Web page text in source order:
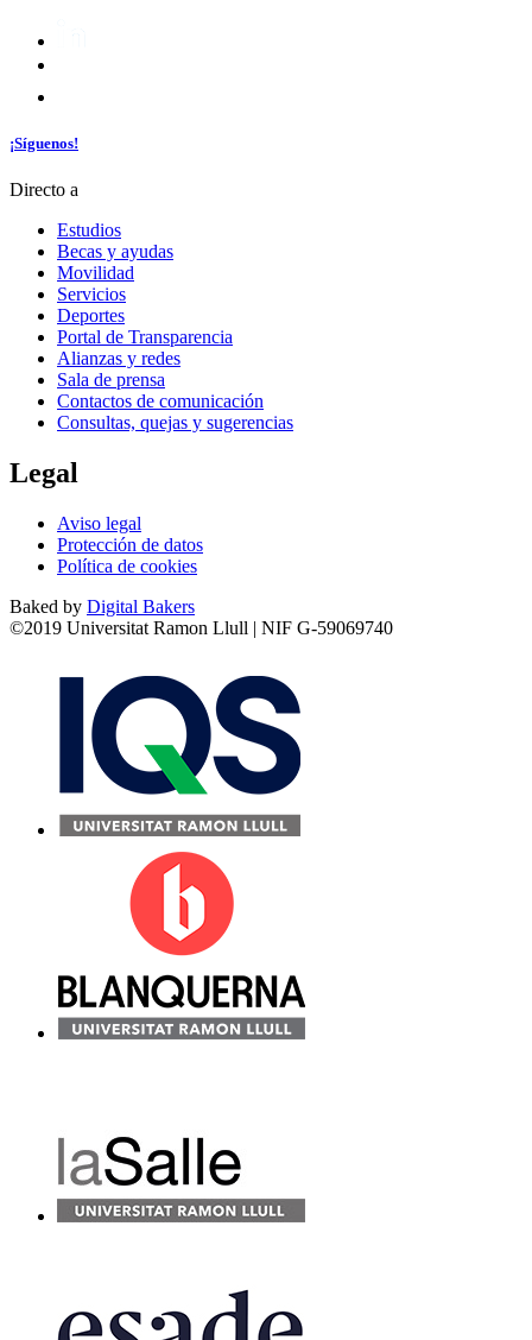
¡Síguenos!
Directo a
Estudios
Becas y ayudas
Movilidad
Servicios
Deportes
Portal de Transparencia
Alianzas y redes
Sala de prensa
Contactos de comunicación
Consultas, quejas y sugerencias
Legal
Aviso legal
Protección de datos
Política de cookies
Baked by Digital Bakers
©2019 Universitat Ramon Llull | NIF G-59069740